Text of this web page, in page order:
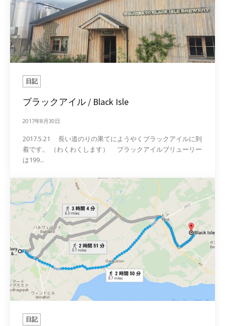
日記
ブラックアイル / Black Isle
2017年8月30日
2017.5.21 長い道のりの果てにようやくブラックアイルに到
着です。 （わくわくします） ブラックアイルブリューリー
は199...
日記